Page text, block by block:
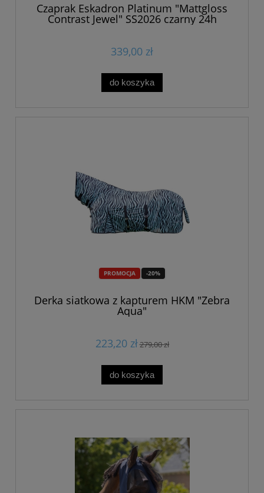
Czaprak Eskadron Platinum "Mattgloss
Contrast Jewel" SS2026 czarny 24h
339,00 zł
do koszyka
PROMOCJA -20%
Derka siatkowa z kapturem HKM "Zebra
Aqua"
223,20 zł279,00 zł
do koszyka